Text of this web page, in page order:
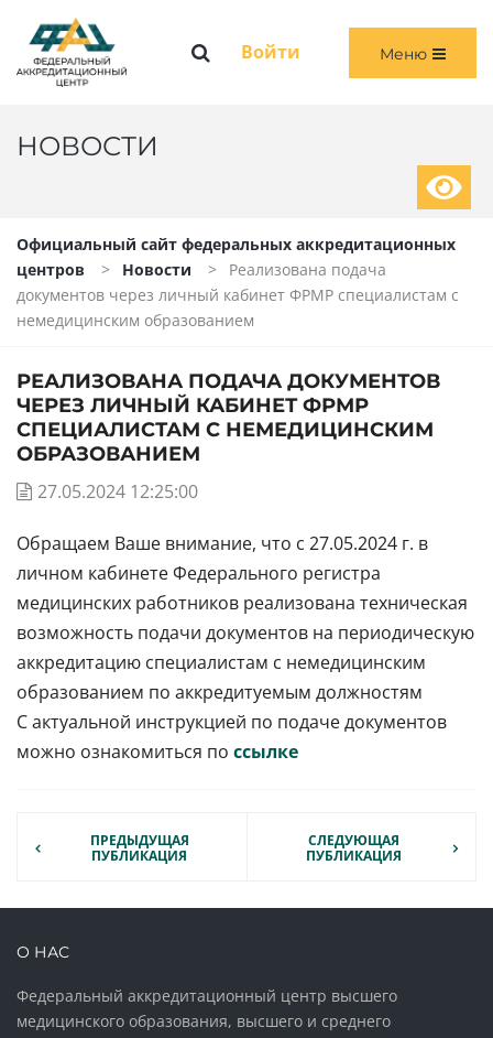
Войти Меню
НОВОСТИ
Официальный сайт федеральных аккредитационных
центров
Новости
Реализована подача
документов через личный кабинет ФРМР специалистам с
немедицинским образованием
РЕАЛИЗОВАНА ПОДАЧА ДОКУМЕНТОВ
ЧЕРЕЗ ЛИЧНЫЙ КАБИНЕТ ФРМР
СПЕЦИАЛИСТАМ С НЕМЕДИЦИНСКИМ
ОБРАЗОВАНИЕМ
27.05.2024 12:25:00
Обращаем Ваше внимание, что с 27.05.2024 г. в
личном кабинете Федерального регистра
медицинских работников реализована техническая
возможность подачи документов на периодическую
аккредитацию специалистам с немедицинским
образованием по аккредитуемым должностям
С актуальной инструкцией по подаче документов
можно ознакомиться по ссылке
ПРЕДЫДУЩАЯ
ПУБЛИКАЦИЯ
СЛЕДУЮЩАЯ
ПУБЛИКАЦИЯ
О НАС
Федеральный аккредитационный центр высшего
медицинского образования, высшего и среднего
ГЛАВНАЯ
ОБЩАЯ ИНФОРМАЦИЯ
ПЕРИОДИЧЕСКАЯ АККРЕДИТАЦИЯ
ЧЛЕНАМ АККРЕДИТАЦИОННЫХ КОМИССИЙ